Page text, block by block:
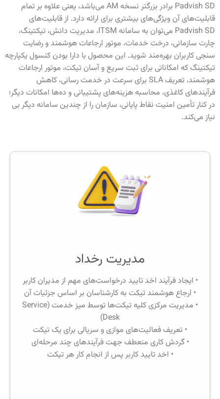
Padvish SD برادر بزرگتر نسخه AM می‌باشد، یعنی علاوه بر تمام
قابلیت‌های آن ویژگی‌های بیشتری برای ارائه دارد. از قابلیت‌های
Padvish SD می‌توان به سامانه ITSM، مدیریت دانش، تیکتینگ،
چارت سازمانی، درخت خدمات، موتور ارجاعات هوشمند و رضایت
سنجی کاربران بهره‌مند شوید. این محصول با دارا بودن کنسول یکپارچه
تیکتینگ که امکاناتی برای ثبت سریع و آسان تیکت، موتور ارجاعات
هوشمند، تعریف SLA برای سرعت در خدمت رسانی، کاهش
فرآیندهای کاغذی، محاسبه هزینه‌های پشتیبانی و ده‌ها امکانات دیگر؛
در کنار تأمین امنیت نقاط پایانی، سازمان را از چندین سامانه دیگر بی
نیاز می‌کند.
مدیریت رخداد
• ایجاد فرآیند اخد تایید درخواست‌های مهم از مدیران کاربر
• ارجاع هوشمند تیکت به کارشناسان بر اساس جزئیات آن
• مدیریت مرکزی کلیه تیکت‌ها توسط میز خدمت (Service
Desk)
• تعریف فعالیت‌های موازی و سریالی برای یک تیکت
• گردش کاری منعطف جهت فرآیندهای چند مرحله‌ای
• اخد تایید کاربر پس از انجام کار هر تیکت